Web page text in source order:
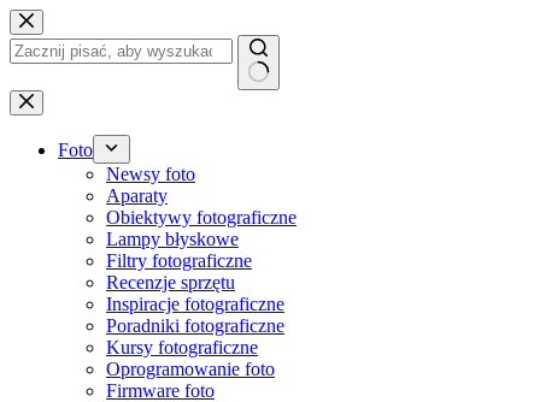
Przejdź
do
treści
Brak
wyników
Foto
Newsy foto
Aparaty
Obiektywy fotograficzne
Lampy błyskowe
Filtry fotograficzne
Recenzje sprzętu
Inspiracje fotograficzne
Poradniki fotograficzne
Kursy fotograficzne
Oprogramowanie foto
Firmware foto